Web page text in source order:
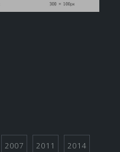
2007 2011 2014